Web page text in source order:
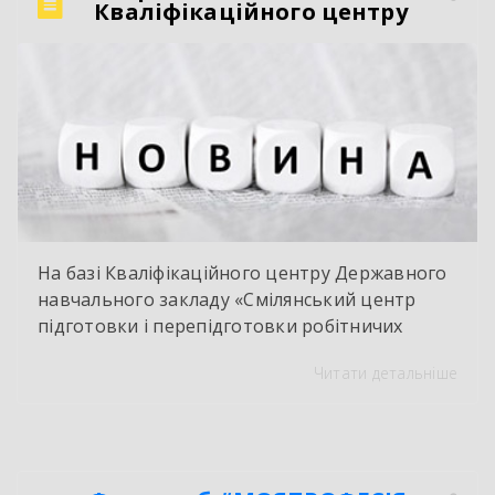
Кваліфікаційного центру
На базі Кваліфікаційного центру Державного
навчального закладу «Смілянський центр
підготовки і перепідготовки робітничих
оцінювання і визнання результатів
присвоєння ІІ-го розряду з професії «Слюсар –
Читати детальніше